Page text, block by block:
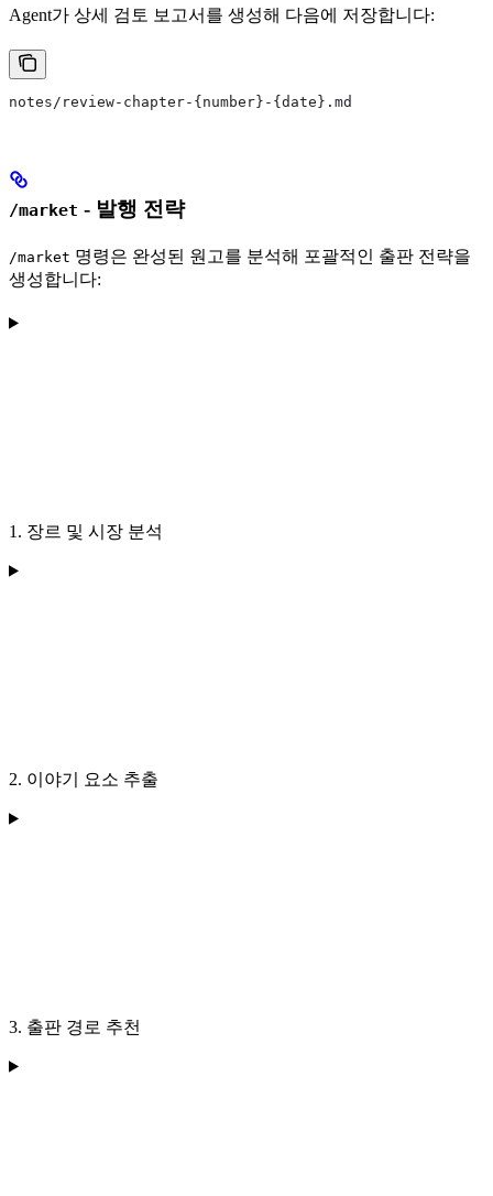
Agent가 상세 검토 보고서를 생성해 다음에 저장합니다:
notes/review-chapter-{number}-{date}.md
/market - 발행 전략
/market 명령은 완성된 원고를 분석해 포괄적인 출판 전략을
생성합니다:
1. 장르 및 시장 분석
2. 이야기 요소 추출
3. 출판 경로 추천